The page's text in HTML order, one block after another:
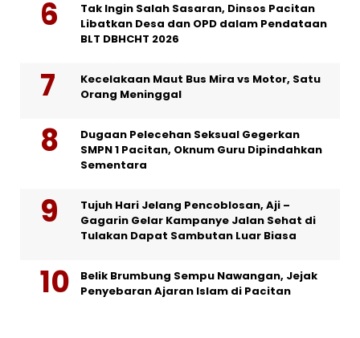
Tak Ingin Salah Sasaran, Dinsos Pacitan
Libatkan Desa dan OPD dalam Pendataan
BLT DBHCHT 2026
Kecelakaan Maut Bus Mira vs Motor, Satu
Orang Meninggal
Dugaan Pelecehan Seksual Gegerkan
SMPN 1 Pacitan, Oknum Guru Dipindahkan
Sementara
Tujuh Hari Jelang Pencoblosan, Aji –
Gagarin Gelar Kampanye Jalan Sehat di
Tulakan Dapat Sambutan Luar Biasa
Belik Brumbung Sempu Nawangan, Jejak
Penyebaran Ajaran Islam di Pacitan